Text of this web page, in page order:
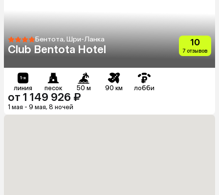
Бентота, Шри-Ланка
Club Bentota Hotel
10
7 отзывов
линия песок 50 м 90 км лобби
от 1 149 926 ₽
1 мая - 9 мая, 8 ночей